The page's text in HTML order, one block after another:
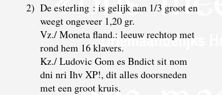
2) De esterling : is gelijk aan 1/3 groot en
weegt ongeveer 1,20 gr.
Vz./ Moneta fland.: leeuw rechtop met
rond hem 16 klavers.
Kz./ Ludovic Gom es Bndict sit nom
dni nri Ihv XP!, dit alles doorsneden
met een groot kruis.